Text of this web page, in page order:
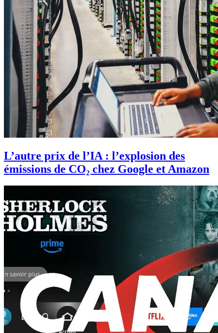
L’autre prix de l’IA : l’explosion des
émissions de CO₂ chez Google et Amazon